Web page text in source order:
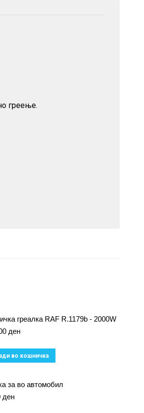
греење.
греалка RAF R.1179b - 2000W
ден
во кошничка
за во автомобил
ден